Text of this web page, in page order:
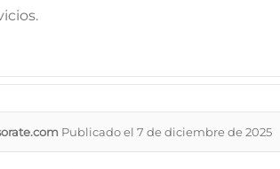
Publicado el 7 de diciembre de 2025